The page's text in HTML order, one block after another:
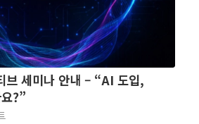
브 세미나 안내 – “AI 도입,
?”